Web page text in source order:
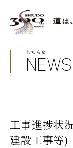
お知らせ
NEWS
工事進捗状
建設工事等)